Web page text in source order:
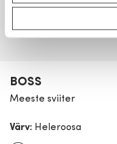
BOSS
Meeste sviiter
Värv: Heleroosa